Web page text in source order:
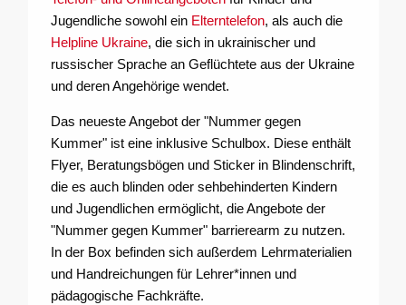
Jugendliche sowohl ein Elterntelefon, als auch die
Helpline Ukraine, die sich in ukrainischer und
russischer Sprache an Geflüchtete aus der Ukraine
und deren Angehörige wendet.
Das neueste Angebot der "Nummer gegen
Kummer" ist eine inklusive Schulbox. Diese enthält
Flyer, Beratungsbögen und Sticker in Blindenschrift,
die es auch blinden oder sehbehinderten Kindern
und Jugendlichen ermöglicht, die Angebote der
"Nummer gegen Kummer" barrierearm zu nutzen.
In der Box befinden sich außerdem Lehrmaterialien
und Handreichungen für Lehrer*innen und
pädagogische Fachkräfte.